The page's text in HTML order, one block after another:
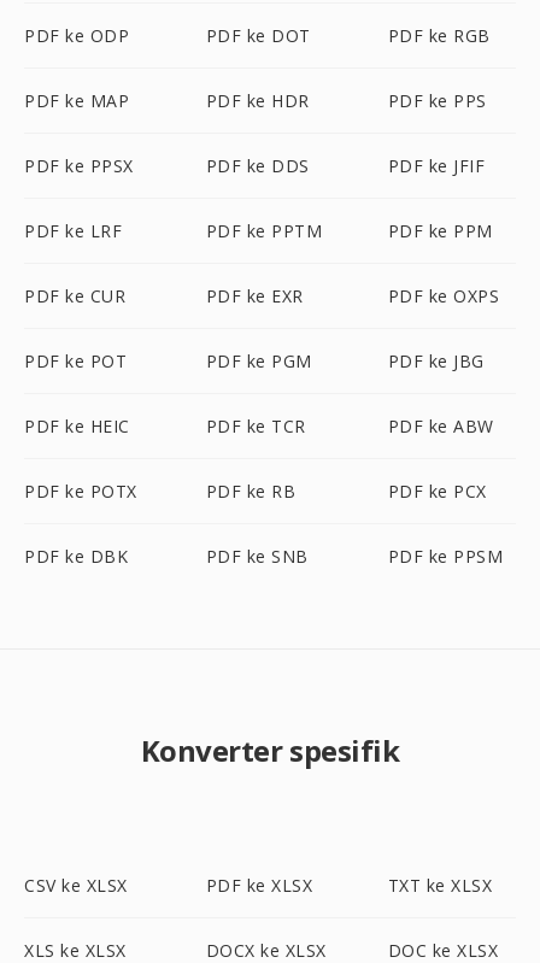
PDF ke ODP PDF ke DOT PDF ke RGB
PDF ke MAP PDF ke HDR PDF ke PPS
PDF ke PPSX PDF ke DDS PDF ke JFIF
PDF ke LRF PDF ke PPTM PDF ke PPM
PDF ke CUR PDF ke EXR PDF ke OXPS
PDF ke POT PDF ke PGM PDF ke JBG
PDF ke HEIC PDF ke TCR PDF ke ABW
PDF ke POTX PDF ke RB PDF ke PCX
PDF ke DBK PDF ke SNB PDF ke PPSM
Konverter spesifik
CSV ke XLSX PDF ke XLSX TXT ke XLSX
XLS ke XLSX DOCX ke XLSX DOC ke XLSX